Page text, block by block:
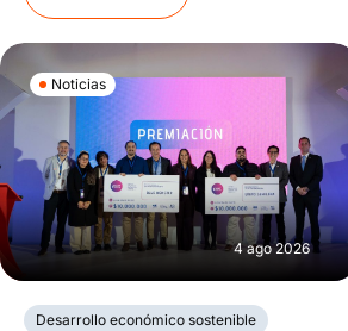
Noticias
4 ago 2026
Desarrollo económico sostenible